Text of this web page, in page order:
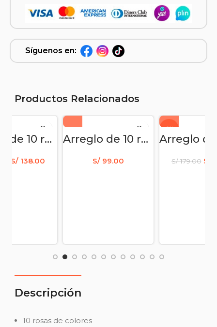
Síguenos en:
Productos Relacionados
Arreglo de 10 rosas con peluche y globo corazón – Amor
S/ 138.00
Arreglo de 10 rosas rojas
S/99.00
-6%
S/179.00 S/
Descripción
10 rosas de colores